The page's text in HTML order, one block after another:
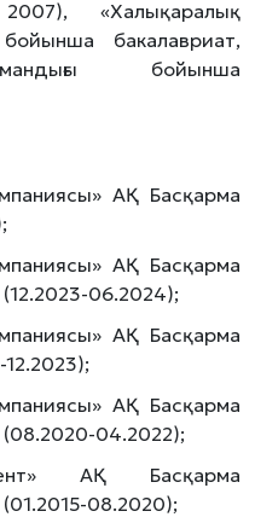
«Халықаралық
бакалавриат,
бойынша
АҚ Басқарма
АҚ Басқарма
06.2024);
АҚ Басқарма
АҚ Басқарма
04.2022);
АҚ Басқарма
08.2020);